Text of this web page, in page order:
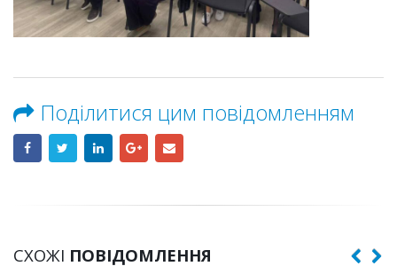
Поділитися цим повідомленням
СХОЖІ ПОВІДОМЛЕННЯ